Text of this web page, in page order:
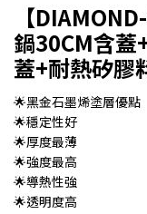
【
鍋30CM含蓋
蓋+耐熱矽膠
🌟黑金石墨烯塗層優點
🌟穩定性好
🌟厚度最薄
🌟強度最高
🌟導熱性強
🌟透明度高